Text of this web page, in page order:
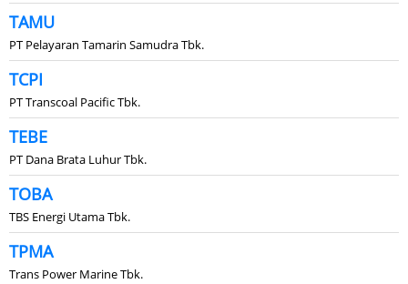
TAMU
PT Pelayaran Tamarin Samudra Tbk.
TCPI
PT Transcoal Pacific Tbk.
TEBE
PT Dana Brata Luhur Tbk.
TOBA
TBS Energi Utama Tbk.
TPMA
Trans Power Marine Tbk.